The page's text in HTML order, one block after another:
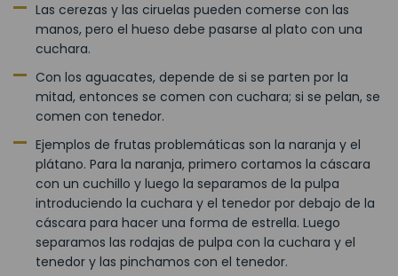
Las cerezas y las ciruelas pueden comerse con las
manos, pero el hueso debe pasarse al plato con una
cuchara.
Con los aguacates, depende de si se parten por la
mitad, entonces se comen con cuchara; si se pelan, se
comen con tenedor.
Ejemplos de frutas problemáticas son la naranja y el
plátano. Para la naranja, primero cortamos la cáscara
con un cuchillo y luego la separamos de la pulpa
introduciendo la cuchara y el tenedor por debajo de la
cáscara para hacer una forma de estrella. Luego
separamos las rodajas de pulpa con la cuchara y el
tenedor y las pinchamos con el tenedor.